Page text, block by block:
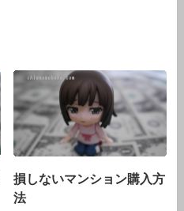
損しないマンション購入方
法